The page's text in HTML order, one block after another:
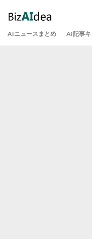
AIニュースまとめ AI記事